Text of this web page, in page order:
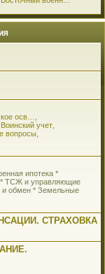
Воинский учет
вопросы
ипотека *
ТСЖ и управляющие
и обмен * Земельные
СТРАХОВКА